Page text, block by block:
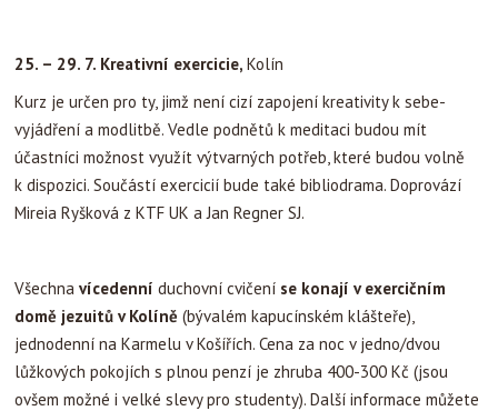
25. – 29. 7. Kreativní exercicie, Kolín
Kurz je určen pro ty, jimž není cizí zapojení kreativity k sebe-
vyjádření a modlitbě. Vedle podnětů k meditaci budou mít
účastníci možnost využít výtvarných potřeb, které budou volně
k dispozici. Součástí exercicií bude také bibliodrama. Doprovází
Mireia Ryšková z KTF UK a Jan Regner SJ.
Všechna vícedenní duchovní cvičení se konají v exercičním
domě jezuitů v Kolíně (bývalém kapucínském klášteře),
jednodenní na Karmelu v Košířích. Cena za noc v jedno/dvou
lůžkových pokojích s plnou penzí je zhruba 400-300 Kč (jsou
ovšem možné i velké slevy pro studenty). Další informace můžete